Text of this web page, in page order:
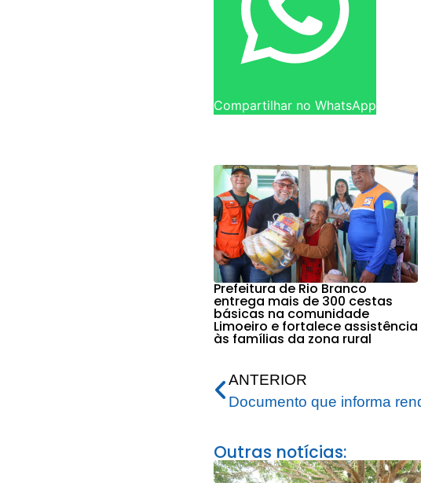
Compartilhar no WhatsApp
Prefeitura de Rio Branco
entrega mais de 300 cestas
básicas na comunidade
Limoeiro e fortalece assistência
às famílias da zona rural
ANTERIOR
Outras notícias: